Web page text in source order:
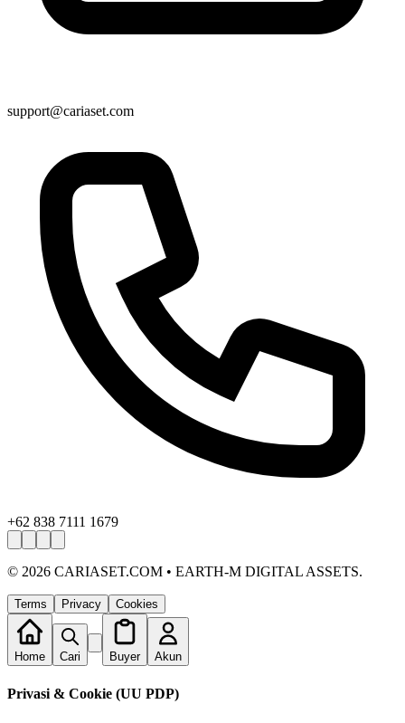
support@cariaset.com
+62 838 7111 1679
© 2026 CARIASET.COM • EARTH-M DIGITAL ASSETS.
Terms Privacy Cookies
Home Cari Buyer Akun
Privasi & Cookie (UU PDP)